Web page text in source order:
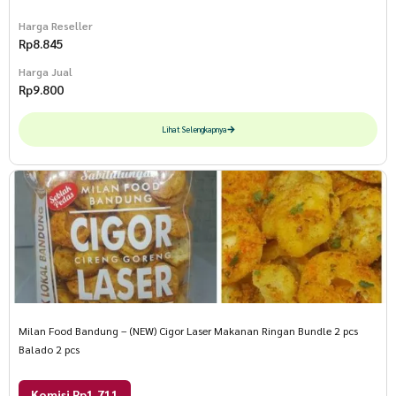
Harga Reseller
Rp8.845
Harga Jual
Rp9.800
Lihat Selengkapnya
Milan Food Bandung – (NEW) Cigor Laser Makanan Ringan Bundle 2 pcs
Balado 2 pcs